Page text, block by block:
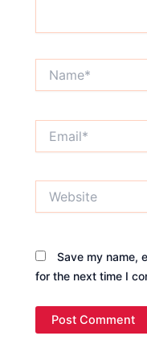
Save my name,
for the next time I